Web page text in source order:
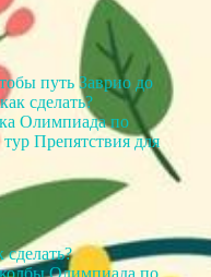
путь Заврио до
сделать?
Олимпиада по
Препятствия для
Олимпиада по